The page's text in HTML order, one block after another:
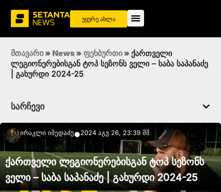
უყურე ახლა
მთავარი » News » ფეხბურთი » ქართველი
ლეგიონერებისგან ტოპ სეზონს ველი – საბა საპანაძე
| გახურდი 2024-25
სარჩევი
Ირაკლი Იმედაძე●2024 აგვ 26, 23:39 შშ
ქართველი ლეგიონერებისგან ტოპ სეზონს
ველი – საბა საპანაძე | გახურდი 2024-25